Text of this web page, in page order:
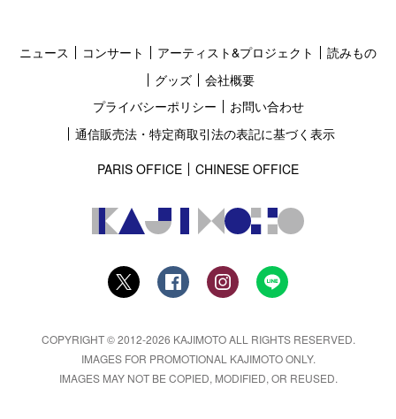
ニュース コンサート アーティスト&プロジェクト
読みもの
グッズ
会社概要
プライバシーポリシー
お問い合わせ
通信販売法・特定商取引法の表記に基づく表示
PARIS OFFICE
CHINESE OFFICE
COPYRIGHT © 2012-2026 KAJIMOTO ALL RIGHTS RESERVED.
IMAGES FOR PROMOTIONAL KAJIMOTO ONLY.
IMAGES MAY NOT BE COPIED, MODIFIED, OR REUSED.